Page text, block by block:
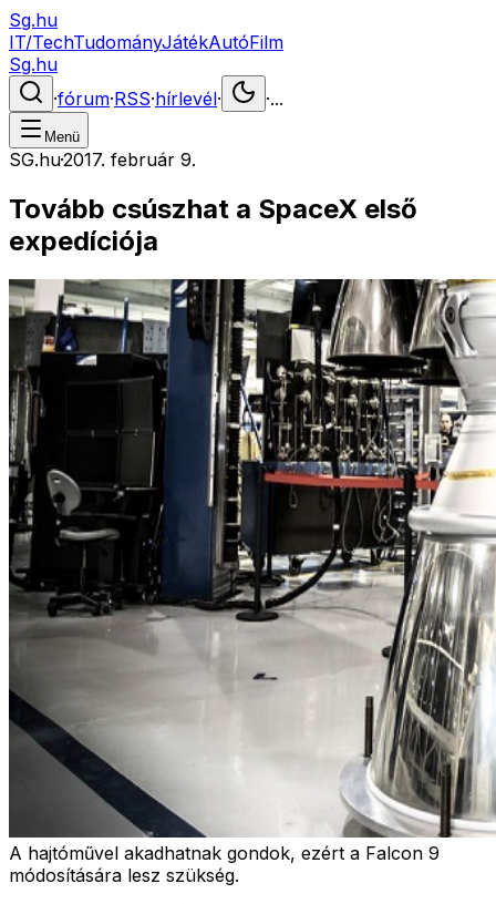
Sg.hu
IT/TechTudományJátékAutóFilm
Sg.hu
·fórum·RSS·hírlevél· ·...
Menü
SG.hu·2017. február 9.
Tovább csúszhat a SpaceX első
expedíciója
A hajtóművel akadhatnak gondok, ezért a Falcon 9
módosítására lesz szükség.